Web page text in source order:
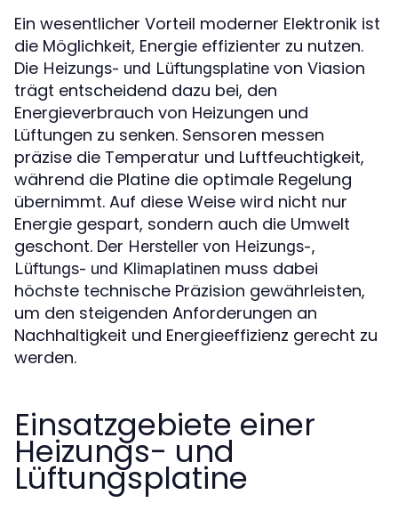
Ein wesentlicher Vorteil moderner Elektronik ist
die Möglichkeit, Energie effizienter zu nutzen.
Die Heizungs- und Lüftungsplatine von Viasion
trägt entscheidend dazu bei, den
Energieverbrauch von Heizungen und
Lüftungen zu senken. Sensoren messen
präzise die Temperatur und Luftfeuchtigkeit,
während die Platine die optimale Regelung
übernimmt. Auf diese Weise wird nicht nur
Energie gespart, sondern auch die Umwelt
geschont. Der Hersteller von Heizungs-,
Lüftungs- und Klimaplatinen muss dabei
höchste technische Präzision gewährleisten,
um den steigenden Anforderungen an
Nachhaltigkeit und Energieeffizienz gerecht zu
werden.
Einsatzgebiete einer
Heizungs- und
Lüftungsplatine